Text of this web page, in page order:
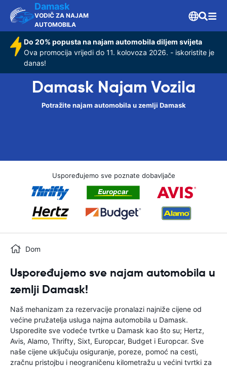
Damask
VODIČ ZA NAJAM
AUTOMOBILA
Do 20% popusta na najam automobila diljem svijeta
Ova promocija vrijedi do 11. kolovoza 2026. - iskoristite je
danas!
Damask Najam Vozila
Potražite najam automobila u zemlji Damask
Uspoređujemo sve poznate dobavljače
Dom
Uspoređujemo sve najam automobila u
zemlji Damask!
Naš mehanizam za rezervacije pronalazi najniže cijene od
većine pružatelja usluga najma automobila u Damask.
Usporedite sve vodeće tvrtke u Damask kao što su; Hertz,
Avis, Alamo, Thrifty, Sixt, Europcar, Budget i Europcar. Sve
naše cijene uključuju osiguranje, poreze, pomoć na cesti,
zračnu pristojbu i neograničenu kilometražu u većini tvrtki za